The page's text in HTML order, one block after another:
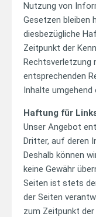
Nutzung von
Gesetzen bleiben
diesbezügliche
Zeitpunkt der
Rechtsverletzung
entsprechenden
Inhalte umgehend
Haftung für
Unser Angebot
Dritter, auf deren
Deshalb können
keine Gewähr
Seiten ist stets
der Seiten
zum Zeitpunkt